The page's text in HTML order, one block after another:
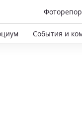
События и